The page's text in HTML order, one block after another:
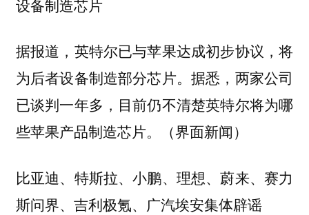
设备制造芯片
据报道，英特尔已与苹果达成初步协议，将
为后者设备制造部分芯片。据悉，两家公司
已谈判一年多，目前仍不清楚英特尔将为哪
些苹果产品制造芯片。（界面新闻）
比亚迪、特斯拉、小鹏、理想、蔚来、赛力
斯问界、吉利极氪、广汽埃安集体辟谣